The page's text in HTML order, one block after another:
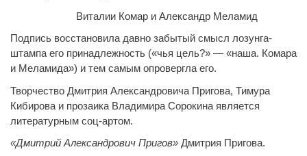
Виталии Комар и Александр Меламид
Подпись восстановила давно забытый смысл лозунга-
штампа его принадлежность («чья цель?» — «наша. Комара
и Меламида») и тем самым опровергла его.
Творчество Дмитрия Александровича Пригова, Тимура
Кибирова и прозаика Владимира Сорокина является
литературным соц-артом.
«Дмитрий Александрович Пригов» Дмитрия Пригова.